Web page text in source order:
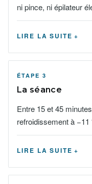
ni pince, ni épilateur
LIRE LA SUITE
ÉTAPE 3
La séance
Entre 15 et 45
refroidissement à −11
LIRE LA SUITE